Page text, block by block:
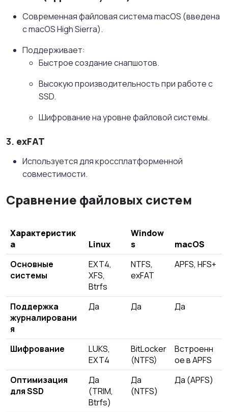
Современная файловая система macOS (введена
с macOS High Sierra).
Поддерживает:
Быстрое создание снапшотов.
Высокую производительность при работе с
SSD.
Шифрование на уровне файловой системы.
3. exFAT
Используется для кроссплатформенной
совместимости.
Сравнение файловых систем
Характеристик
а
Linux
Window
s
macOS
Основные
системы
EXT4,
XFS,
Btrfs
NTFS,
exFAT
APFS, HFS+
Поддержка
журналировани
я
Да Да Да
Шифрование
LUKS,
EXT4
BitLocker
(NTFS)
Встроенн
ое в APFS
Оптимизация
для SSD
Да
(TRIM,
Btrfs)
Да
(NTFS)
Да (APFS)